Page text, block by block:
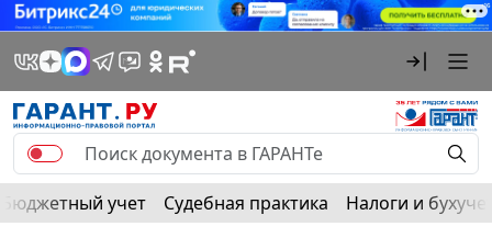
Бюджетный учет Судебная практика Налоги и